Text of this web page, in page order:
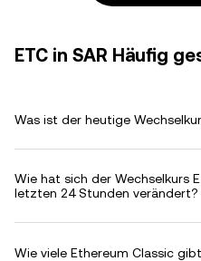
ETC in SAR Häufig
Was ist der heutige
Wie hat sich der Wechselkurs
letzten 24 Stunden verändert?
Wie viele Ethereum Classic